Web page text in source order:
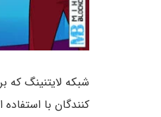
شبکه لایتنینگ که
کنندگان با